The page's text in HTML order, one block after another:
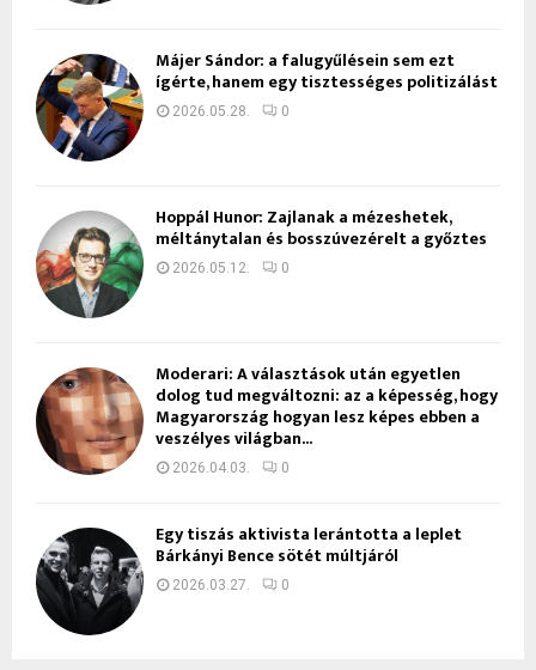
Májer Sándor: a falugyűlésein sem ezt
ígérte, hanem egy tisztességes politizálást
2026.05.28. 0
Hoppál Hunor: Zajlanak a mézeshetek,
méltánytalan és bosszúvezérelt a győztes
2026.05.12. 0
Moderari: A választások után egyetlen
dolog tud megváltozni: az a képesség, hogy
Magyarország hogyan lesz képes ebben a
veszélyes világban...
2026.04.03. 0
Egy tiszás aktivista lerántotta a leplet
Bárkányi Bence sötét múltjáról
2026.03.27. 0